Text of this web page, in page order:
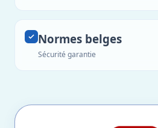
Normes belges
Sécurité garantie